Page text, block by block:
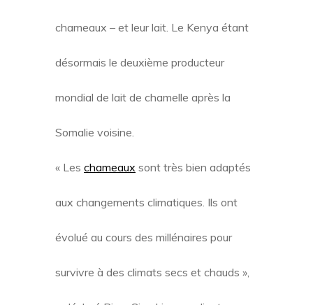
chameaux – et leur lait. Le Kenya étant
désormais le deuxième producteur
mondial de lait de chamelle après la
Somalie voisine.
« Les chameaux sont très bien adaptés
aux changements climatiques. Ils ont
évolué au cours des millénaires pour
survivre à des climats secs et chauds »,